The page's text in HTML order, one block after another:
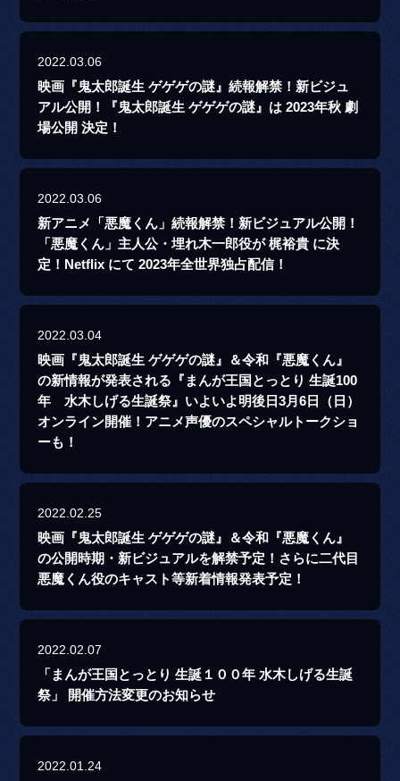
2022.03.06
映画『鬼太郎誕生 ゲゲゲの謎』続報解禁！新ビジュ
アル公開！『鬼太郎誕生 ゲゲゲの謎』は 2023年秋 劇
場公開 決定！
2022.03.06
新アニメ「悪魔くん」続報解禁！新ビジュアル公開！
「悪魔くん」主人公・埋れ木一郎役が 梶裕貴 に決
定！Netflix にて 2023年全世界独占配信！
2022.03.04
映画『鬼太郎誕生 ゲゲゲの謎』＆令和『悪魔くん』
の新情報が発表される『まんが王国とっとり 生誕100
年 水木しげる生誕祭』いよいよ明後日3月6日（日）
オンライン開催！アニメ声優のスペシャルトークショ
ーも！
2022.02.25
映画『鬼太郎誕生 ゲゲゲの謎』＆令和『悪魔くん』
の公開時期・新ビジュアルを解禁予定！さらに二代目
悪魔くん役のキャスト等新着情報発表予定！
2022.02.07
「まんが王国とっとり 生誕１００年 水木しげる生誕
祭」 開催方法変更のお知らせ
2022.01.24